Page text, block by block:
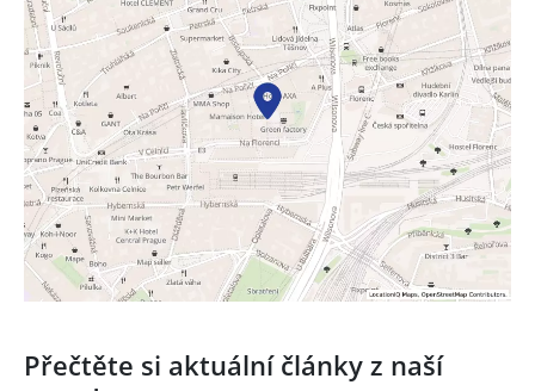
Přečtěte si aktuální články z naší